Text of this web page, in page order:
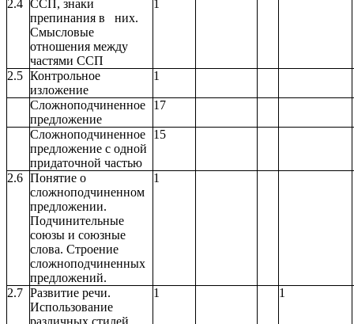
2.4 ССП, знаки
препинания в них.
Смысловые
отношения между
частями ССП
1
2.5 Контрольное
изложение
1
Сложноподчиненное
предложение
17
Сложноподчиненное
предложение с одной
придаточной частью
15
2.6 Понятие о
сложноподчиненном
предложении.
Подчинительные
союзы и союзные
слова. Строение
сложноподчиненных
предложений.
1
2.7 Развитие речи.
Использование
различных стилей
1 1